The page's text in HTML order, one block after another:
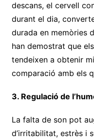
descans, el cervell
durant el dia,
durada en memòries
han demostrat que
tendeixen a obtenir
comparació amb els
3. Regulació de
La falta de son pot
d’irritabilitat, estrès i